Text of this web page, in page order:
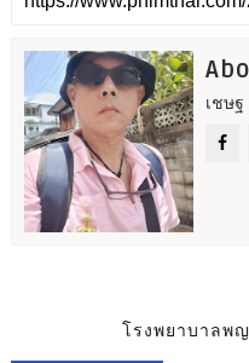
เชษ
โรงพยาบาลพ